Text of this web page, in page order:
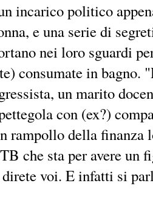
incarico politico
e una serie di
nei loro sguardi
consumate in
un marito
con (ex?)
rampollo della finanza
che sta per avere un
voi. E infatti si